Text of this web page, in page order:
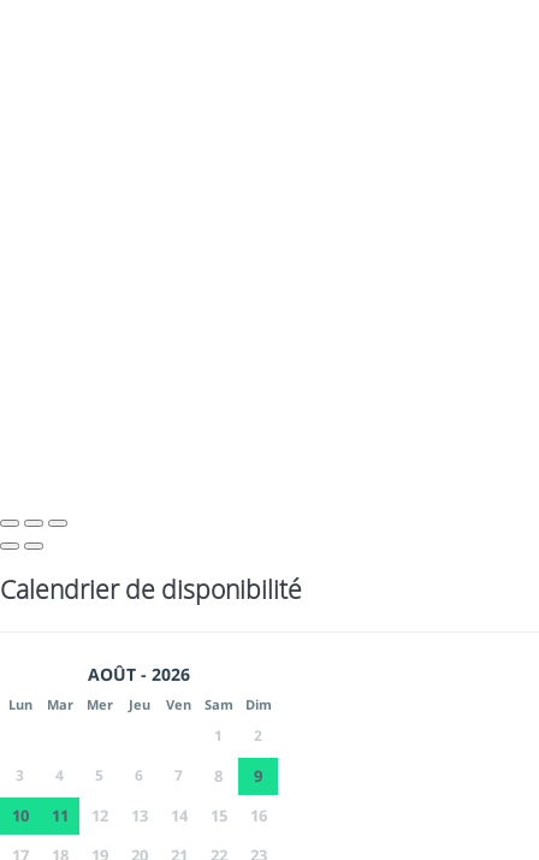
Calendrier de disponibilité
AOÛT - 2026
Lun Mar Mer Jeu Ven Sam Dim
1
2
3
4 5 6 7 8
9
10
11 12 13 14 15
16
17
18 19 20 21 22
23